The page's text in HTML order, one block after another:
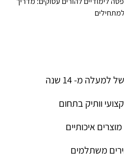
למתחילים
למעלה מ- 14 שנה
וותיק בתחום
מוצרים איכותיים
משתלמים